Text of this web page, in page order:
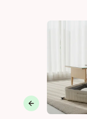
Previous slide